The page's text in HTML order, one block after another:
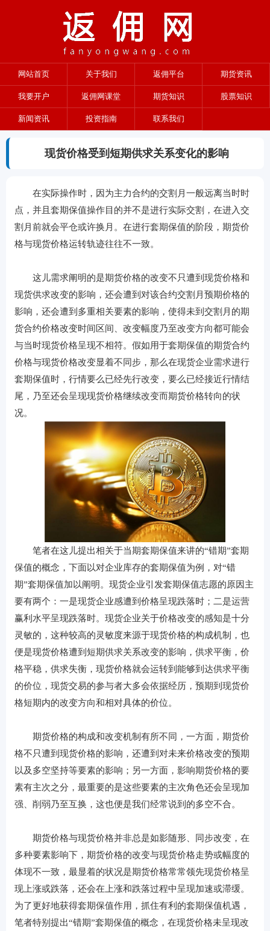
网站首页 关于我们 返佣平台 期货资讯
我要开户 返佣网课堂 期货知识 股票知识
新闻资讯 投资指南 联系我们
现货价格受到短期供求关系变化的影响
在实际操作时，因为主力合约的交割月一般远离当时时
点，并且套期保值操作目的并不是进行实际交割，在进入交
割月前就会平仓或许换月。在进行套期保值的阶段，期货价
格与现货价格运转轨迹往往不一致。
这儿需求阐明的是期货价格的改变不只遭到现货价格和
现货供求改变的影响，还会遭到对该合约交割月预期价格的
影响，还会遭到多重相关要素的影响，使得未到交割月的期
货合约价格改变时间区间、改变幅度乃至改变方向都可能会
与当时现货价格呈现不相符。假如用于套期保值的期货合约
价格与现货价格改变显着不同步，那么在现货企业需求进行
套期保值时，行情要么已经先行改变，要么已经接近行情结
尾，乃至还会呈现现货价格继续改变而期货价格转向的状
况。
笔者在这儿提出相关于当期套期保值来讲的“错期”套期
保值的概念，下面以对企业库存的套期保值为例，对“错
期”套期保值加以阐明。现货企业引发套期保值志愿的原因主
要有两个：一是现货企业感遭到价格呈现跌落时；二是运营
赢利水平呈现跌落时。现货企业关于价格改变的感知是十分
灵敏的，这种较高的灵敏度来源于现货价格的构成机制，也
便是现货价格遭到短期供求关系改变的影响，供求平衡，价
格平稳，供求失衡，现货价格就会运转到能够到达供求平衡
的价位，现货交易的参与者大多会依据经历，预期到现货价
格短期内的改变方向和相对具体的价位。
期货价格的构成和改变机制有所不同，一方面，期货价
格不只遭到现货价格的影响，还遭到对未来价格改变的预期
以及多空坚持等要素的影响；另一方面，影响期货价格的要
素有主次之分，最重要的是这些要素的主次角色还会呈现加
强、削弱乃至互换，这也便是我们经常说到的多空不合。
期货价格与现货价格并非总是如影随形、同步改变，在
多种要素影响下，期货价格的改变与现货价格走势或幅度的
体现不一致，最显着的状况是期货价格常常领先现货价格呈
现上涨或跌落，还会在上涨和跌落过程中呈现加速或滞缓。
为了更好地获得套期保值作用，抓住有利的套期保值机遇，
笔者特别提出“错期”套期保值的概念，在现货价格未呈现改